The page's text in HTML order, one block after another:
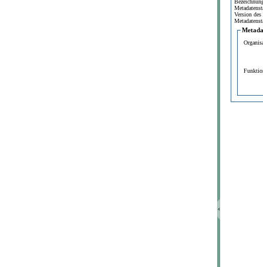
Version des